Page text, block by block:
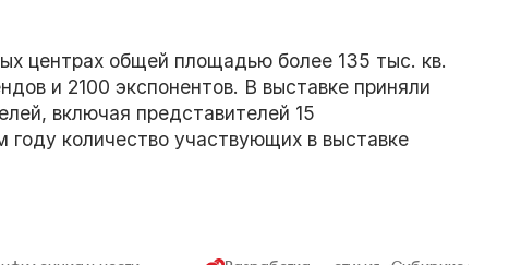
центрах общей площадью более 135 тыс. кв.
и 2100 экспонентов. В выставке приняли
включая представителей 15
количество участвующих в выставке